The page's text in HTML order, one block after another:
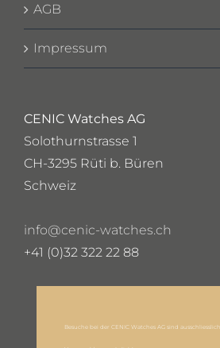
AGB
Impressum
CENIC Watches AG
Solothurnstrasse 1
CH-3295 Rüti b. Büren
Schweiz
info@cenic-watches.ch
+41 (0)32 322 22 88
Besuche bei der CENIC Watches AG sind